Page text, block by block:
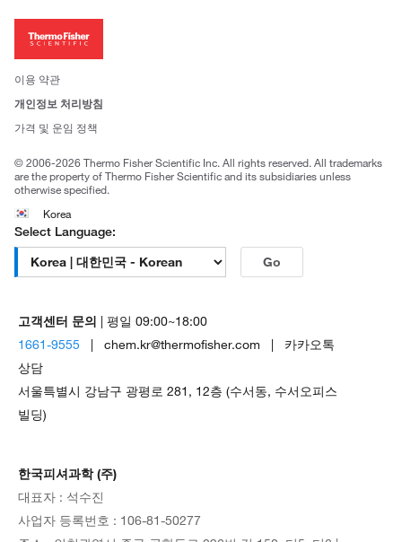
투자자
사회적 책임
브랜드
이용 약관
개인정보 처리방침
가격 및 운임 정책
© 2006-2026 Thermo Fisher Scientific Inc. All rights reserved. All trademarks
are the property of Thermo Fisher Scientific and its subsidiaries unless
otherwise specified.
Korea
Select Language:
Go
고객센터 문의
| 평일 09:00~18:00
1661-9555 | chem.kr@thermofisher.com | 카카오톡
상담
서울특별시 강남구 광평로 281, 12층 (수서동, 수서오피스
빌딩)
한국피셔과학 (주)
대표자 : 석수진
사업자 등록번호 : 106-81-50277